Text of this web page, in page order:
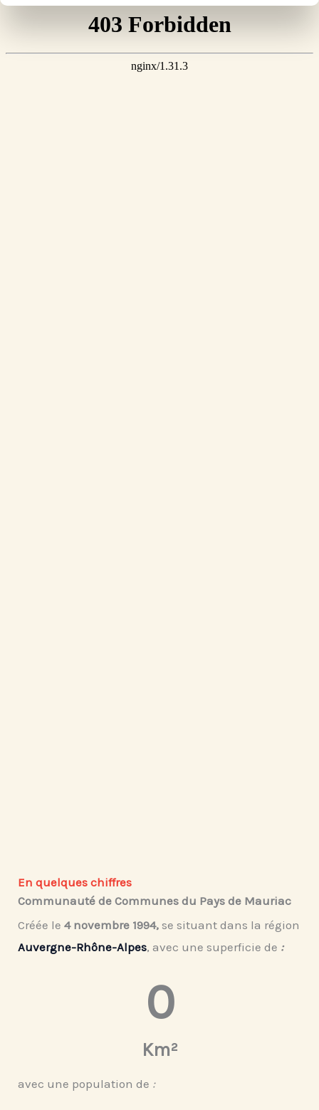
En quelques chiffres
Communauté de Communes du Pays de Mauriac
Créée le 4 novembre 1994, se situant dans la région
Auvergne-Rhône-Alpes, avec une superficie de :
Km²
0
avec une population de :